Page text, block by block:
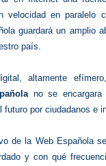
velocidad en
guardará un amplio
país.
altamente
no se encargara
por ciudadanos e
de la Web Española
y con qué